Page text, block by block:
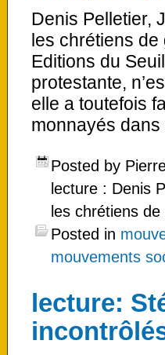
Denis Pelletier,
les chrétiens
Editions du
protestante,
elle a toutefois
monnayés
Posted by
lecture : Denis
les chrétiens
Posted in
mouvements
lecture: